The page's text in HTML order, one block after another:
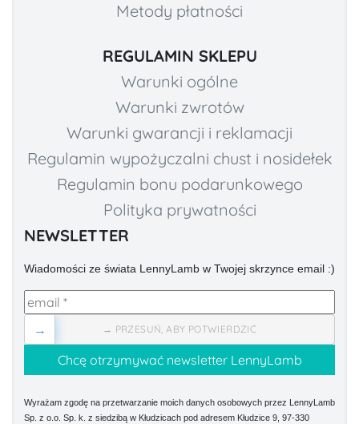
Metody płatności
REGULAMIN SKLEPU
Warunki ogólne
Warunki zwrotów
Warunki gwarancji i reklamacji
Regulamin wypożyczalni chust i nosidełek
Regulamin bonu podarunkowego
Polityka prywatności
NEWSLETTER
Wiadomości ze świata LennyLamb w Twojej skrzynce email :)
→ PRZESUŃ, ABY POTWIERDZIĆ
→
Wyrażam zgodę na przetwarzanie moich danych osobowych przez LennyLamb
Sp. z o.o. Sp. k. z siedzibą w Kłudzicach pod adresem Kłudzice 9, 97-330